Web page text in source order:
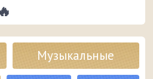
Музыкальные